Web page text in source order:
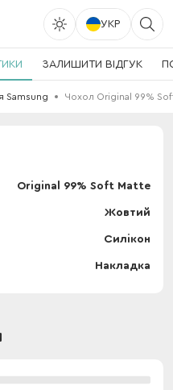
УКР
ЗАЛИШИТИ ВІДГУК
Samsung Чохол Original 99%
Original 99% Soft Matte
Жовтий
Силікон
Накладка